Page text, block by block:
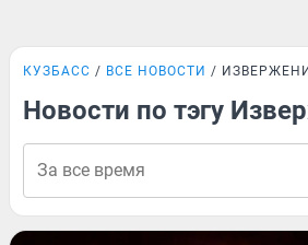
КУЗБАСС ВСЕ НОВОСТИ
Новости по тэгу